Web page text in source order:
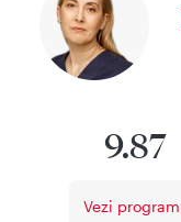
9.87
Vezi program